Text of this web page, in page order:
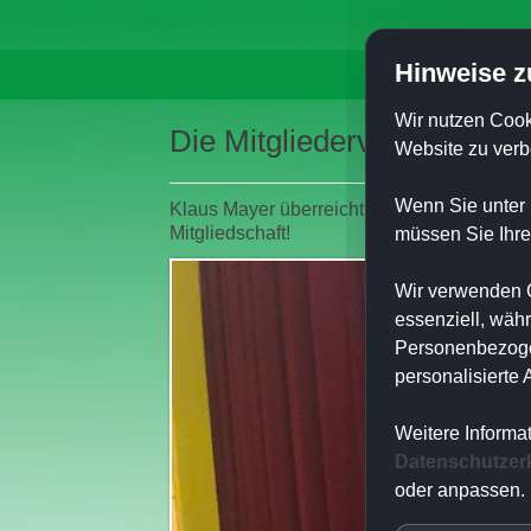
Start
Die
Klaus Mayer überreicht Hans Martin
Mitgliedschaft!
Hinweise
Wir nutzen
Website zu
Wenn Sie unter
müssen Sie
Wir verwenden
essenziell,
personalisierte
Weitere
oder anpassen.